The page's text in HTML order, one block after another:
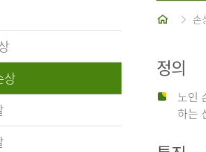
상
홈 손
정의
노인
하는